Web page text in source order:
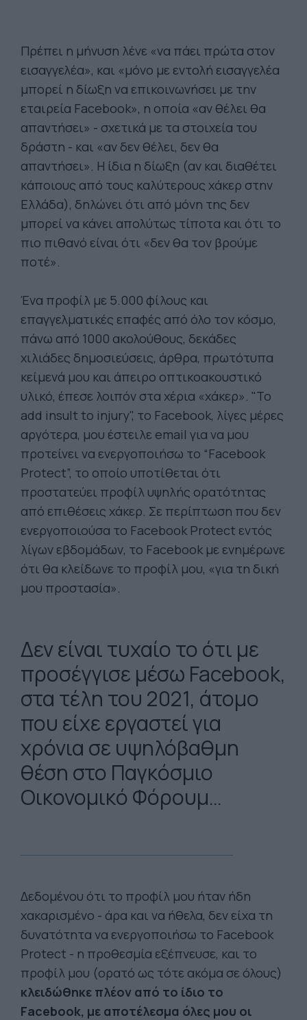
Πρέπει η μήνυση λένε «να πάει πρώτα στον
εισαγγελέα», και «μόνο με εντολή εισαγγελέα
μπορεί η δίωξη να επικοινωνήσει με την
εταιρεία Facebook», η οποία «αν θέλει θα
απαντήσει» - σχετικά με τα στοιχεία του
δράστη - και «αν δεν θέλει, δεν θα
απαντήσει». Η ίδια η δίωξη (αν και διαθέτει
κάποιους από τους καλύτερους χάκερ στην
Ελλάδα), δηλώνει ότι από μόνη της δεν
μπορεί να κάνει απολύτως τίποτα και ότι το
πιο πιθανό είναι ότι «δεν θα τον βρούμε
ποτέ».
Ένα προφίλ με 5.000 φίλους και
επαγγελματικές επαφές από όλο τον κόσμο,
πάνω από 1000 ακολούθους, δεκάδες
χιλιάδες δημοσιεύσεις, άρθρα, πρωτότυπα
κείμενά μου και άπειρο οπτικοακουστικό
υλικό, έπεσε λοιπόν στα χέρια «χάκερ». "To
add insult to injury", το Facebook, λίγες μέρες
αργότερα, μου έστειλε email για να μου
προτείνει να ενεργοποιήσω το “Facebook
Protect”, το οποίο υποτίθεται ότι
προστατεύει προφίλ υψηλής ορατότητας
από επιθέσεις χάκερ. Σε περίπτωση που δεν
ενεργοποιούσα το Facebook Protect εντός
λίγων εβδομάδων, το Facebook με ενημέρωνε
ότι θα κλείδωνε το προφίλ μου, «για τη δική
μου προστασία».
Δεν είναι τυχαίο το ότι με
προσέγγισε μέσω Facebook,
στα τέλη του 2021, άτομο
που είχε εργαστεί για
χρόνια σε υψηλόβαθμη
θέση στο Παγκόσμιο
Οικονομικό Φόρουμ…
Δεδομένου ότι το προφίλ μου ήταν ήδη
χακαρισμένο - άρα και να ήθελα, δεν είχα τη
δυνατότητα να ενεργοποιήσω το Facebook
Protect - η προθεσμία εξέπνευσε, και το
προφίλ μου (ορατό ως τότε ακόμα σε όλους)
κλειδώθηκε πλέον από το ίδιο το
Facebook, με αποτέλεσμα όλες μου οι